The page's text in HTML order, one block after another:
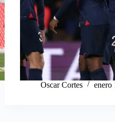
Oscar Cortes enero